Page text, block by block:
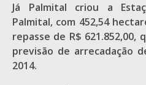
Já Palmital criou a
Palmital, com 452,54
repasse de R$ 621.852,00,
previsão de arrecadação
2014.